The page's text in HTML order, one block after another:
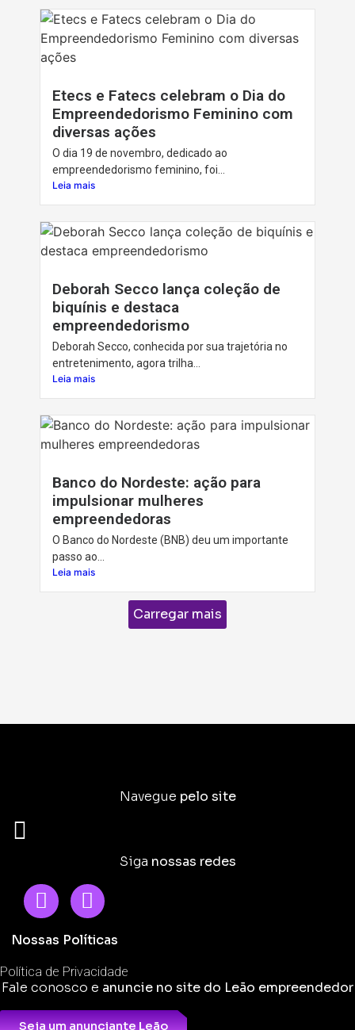
Etecs e Fatecs celebram o Dia do
Empreendedorismo Feminino com
diversas ações
O dia 19 de novembro, dedicado ao
empreendedorismo feminino, foi...
Leia mais
Deborah Secco lança coleção de
biquínis e destaca
empreendedorismo
Deborah Secco, conhecida por sua trajetória no
entretenimento, agora trilha...
Leia mais
Banco do Nordeste: ação para
impulsionar mulheres
empreendedoras
O Banco do Nordeste (BNB) deu um importante
passo ao...
Leia mais
Carregar mais
Navegue pelo site
Siga nossas redes
Nossas Políticas
Política de Privacidade
Fale conosco e anuncie no site do Leão empreendedor
Seja um anunciante Leão